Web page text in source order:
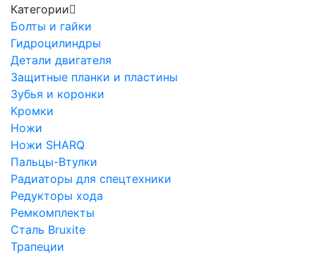
Категории
Болты и гайки
Гидроцилиндры
Детали двигателя
Защитные планки и пластины
Зубья и коронки
Кромки
Ножи
Ножи SHARQ
Пальцы-Втулки
Радиаторы для спецтехники
Редукторы хода
Ремкомплекты
Сталь Bruxite
Трапеции